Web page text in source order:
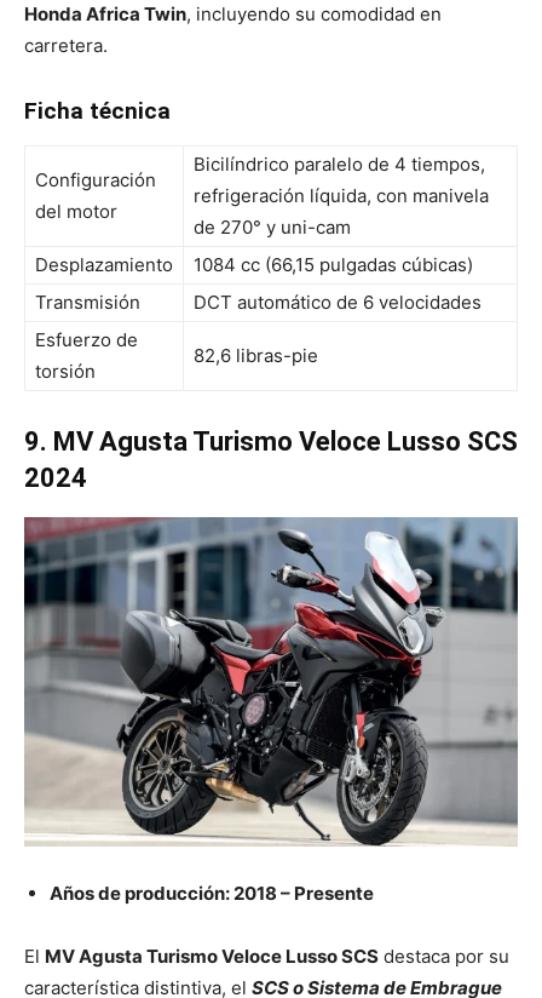
Honda Africa Twin, incluyendo su comodidad en
carretera.
Ficha técnica
Configuración
del motor
Bicilíndrico paralelo de 4 tiempos,
refrigeración líquida, con manivela
de 270° y uni-cam
Desplazamiento
1084 cc (66,15 pulgadas cúbicas)
Transmisión
DCT automático de 6 velocidades
Esfuerzo de
torsión
82,6 libras-pie
9. MV Agusta Turismo Veloce Lusso SCS
2024
Años de producción: 2018 – Presente
El MV Agusta Turismo Veloce Lusso SCS destaca por su
característica distintiva, el SCS o Sistema de Embrague